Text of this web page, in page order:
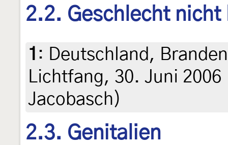
2.2. Geschlecht nicht
1 : Deutschland,
Lichtfang, 30. Juni
Jacobasch)
2.3. Genitalien